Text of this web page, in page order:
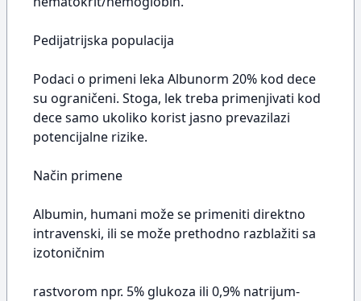
Pedijatrijska populacija
Podaci o primeni leka Albunorm 20% kod dece
su ograničeni. Stoga, lek treba primenjivati kod
dece samo ukoliko korist jasno prevazilazi
potencijalne rizike.
Način primene
Albumin, humani može se primeniti direktno
intravenski, ili se može prethodno razblažiti sa
izotoničnim
rastvorom npr. 5% glukoza ili 0,9% natrijum-